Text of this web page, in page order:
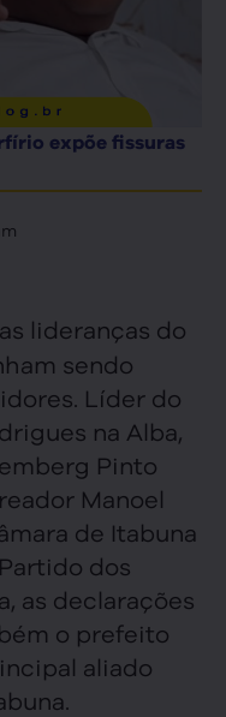
expõe fissuras
lideranças do
sendo
Líder do
na Alba,
Pinto
Manoel
de Itabuna
dos
as declarações
o prefeito
aliado